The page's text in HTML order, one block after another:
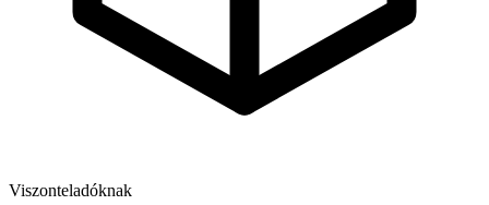
Viszonteladóknak